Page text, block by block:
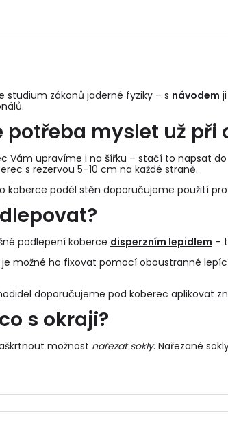
studium zákonů jaderné fyziky – s návodem
potřeba myslet už při
Vám upravíme i na šířku – stačí to napsat
s rezervou 5–10 cm na každé straně.
podél stěn doporučujeme použití
podlepení koberce disperzním lepidlem –
možné ho fixovat pomocí oboustranné
doporučujeme pod koberec aplikovat
s okraji?
možnost nařezat sokly. Nařezané